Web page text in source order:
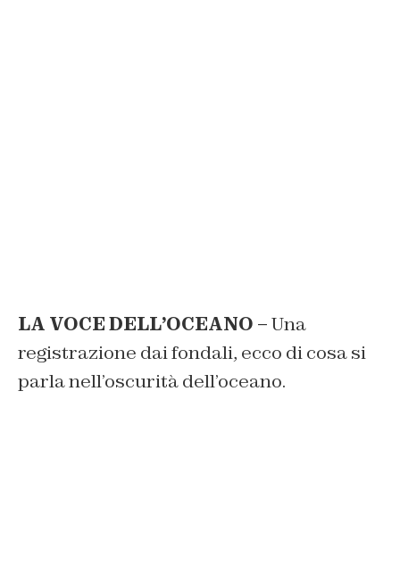
LA VOCE DELL’OCEANO –Una
registrazione dai fondali, ecco di cosa si
parla nell’oscurità dell’oceano.